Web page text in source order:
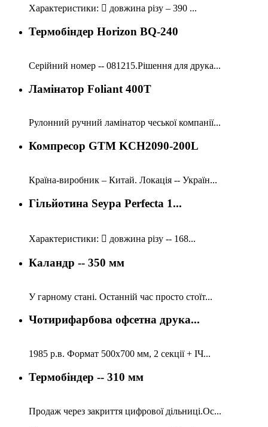
Характеристики:  довжина різу – 390 ...
Термобіндер Horizon BQ-240
Серійний номер -- 081215.Рішення для друка...
Ламінатор Foliant 400T
Рулонний ручний ламінатор чеської компанії...
Компресор GTM KCH2090-200L
Країна-виробник – Китай. Локація -- Україн...
Гільйотина Seypa Perfecta 1...
Характеристики:  довжина різу -- 168...
Каландр -- 350 мм
У гарному стані. Останній час просто стоїт...
Чотирифарбова офсетна друка...
1985 р.в. Формат 500х700 мм, 2 секції + ІЧ...
Термобіндер -- 310 мм
Продаж через закриття цифрової дільниці.Ос...